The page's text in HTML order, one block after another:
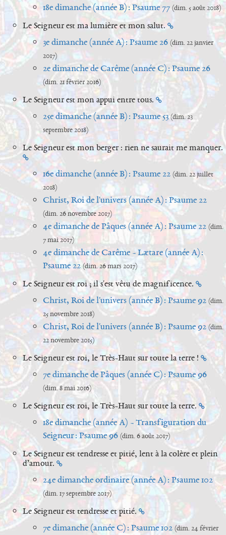
18e dimanche (année B) : Psaume 77 (dim. 5 août 2018)
Le Seigneur est ma lumière et mon salut.
3e dimanche (année A) : Psaume 26 (dim. 22 janvier
2017)
2e dimanche de Carême (année C) : Psaume 26
(dim. 21 février 2016)
Le Seigneur est mon appui entre tous.
25e dimanche (année B) : Psaume 53 (dim. 23
septembre 2018)
Le Seigneur est mon berger : rien ne saurait me manquer.
16e dimanche (année B) : Psaume 22 (dim. 22 juillet
2018)
Christ, Roi de l'univers (année A) : Psaume 22
(dim. 26 novembre 2017)
4e dimanche de Pâques (année A) : Psaume 22 (dim.
7 mai 2017)
4e dimanche de Carême - Lætare (année A) :
Psaume 22 (dim. 26 mars 2017)
Le Seigneur est roi ; il s'est vêtu de magnificence.
Christ, Roi de l'univers (année B) : Psaume 92 (dim.
25 novembre 2018)
Christ, Roi de l'univers (année B) : Psaume 92 (dim.
22 novembre 2015)
Le Seigneur est roi, le Très-Haut sur toute la terre !
7e dimanche de Pâques (année C) : Psaume 96
(dim. 8 mai 2016)
Le Seigneur est roi, le Très-Haut sur toute la terre.
18e dimanche (année A) - Transfiguration du
Seigneur : Psaume 96 (dim. 6 août 2017)
Le Seigneur est tendresse et pitié, lent à la colère et plein
d’amour.
24e dimanche ordinaire (année A) : Psaume 102
(dim. 17 septembre 2017)
Le Seigneur est tendresse et pitié.
7e dimanche (année C) : Psaume 102 (dim. 24 février